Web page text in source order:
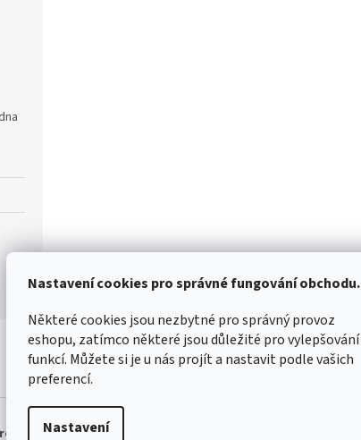
Nastavení cookies pro správné fungování obchodu.
Některé cookies jsou nezbytné pro správný provoz
eshopu, zatímco některé jsou důležité pro vylepšování
funkcí. Můžete si je u nás projít a nastavit podle vašich
preferencí.
Nastavení
WIMBERLEY FOTOLOVY.CZ LENSCOAT
. Všechna práva vyhrazena.